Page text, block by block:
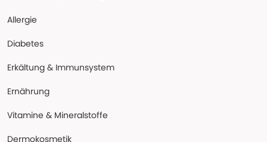
Allergie
Diabetes
Erkältung & Immunsystem
Ernährung
Vitamine & Mineralstoffe
Dermokosmetik